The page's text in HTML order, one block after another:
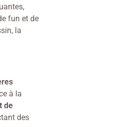
fun et de
la
à la
de
des